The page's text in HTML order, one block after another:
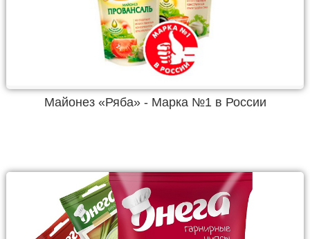
Майонез «Ряба» - Марка №1 в России